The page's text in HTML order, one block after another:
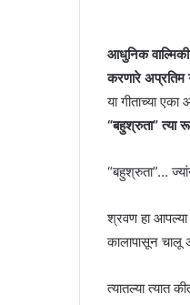
आधुनिक
करणारे
या गीताच्या एका
“बहुश्रुता” त्या
“बहुश्रुता”…
श्रवण हा आपल्या
कालापासून चालू
त्यातल्या त्यात